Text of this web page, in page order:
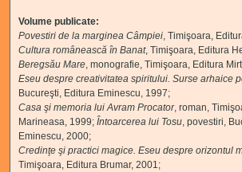
Volume publicate:
Povestiri de la marginea Câmpiei, Timişoara,
Cultura românească în Banat, Timişoara, Editura
Beregsău Mare, monografie, Timişoara, Editura
Eseu despre creativitatea spiritului. Surse arhaice
Bucureşti, Editura Eminescu, 1997;
Casa şi memoria lui Avram Procator, roman,
Marineasa, 1999;Întoarcerea lui Tosu, povestiri,
Eminescu, 2000;
Credinţe şi practici magice. Eseu despre orizontul
Timişoara, Editura Brumar, 2001;